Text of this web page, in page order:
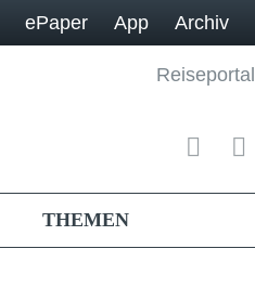
ePaper App Archiv
Reiseportal
THEMEN